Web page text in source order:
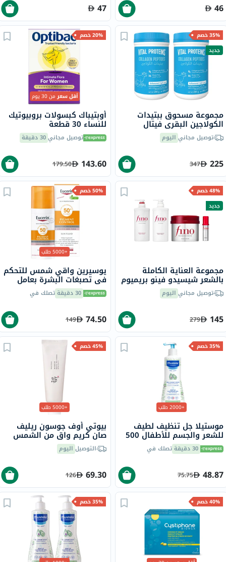
46
47
35% خصم
جديد
مجموعة مسحوق ببتيدات
الكولاجين البقري فيتال
بروتينز - 2 × 284 جرام
توصيل مجاني اليوم
225
347
20% خصم
أقل سعرمن 30 يوم
أوبتيباك كبسولات بروبيوتيك
للنساء 30 قطعة
توصيل مجاني30 دقيقة
143.60
179.50
48% خصم
جديد
مجموعة العناية الكاملة
بالشعر شيسيدو فينو بريميوم
تاتشتوصيل مجاني اليوم
145
279
50% خصم
+5000 طلب
يوسيرين واقي شمس للتحكم
في تصبغات البشرة بعامل
حماية من الشمس 50+ سائل
حماية من أشعة الشمس
30 دقيقة تصلك في
74.50
149
35% خصم
+2000 طلب
موستيلا جل تنظيف لطيف
للشعر والجسم للأطفال 500
مل 30 دقيقة تصلك في
48.87
75.75
45% خصم
+5000 طلب
بيوتي أوف جوسون ريليف
صان كريم واقٍ من الشمس
عضوي بلأرز والبروبيوتيك
التوصيل اليوم
69.30
126
40% خصم 35% خصم